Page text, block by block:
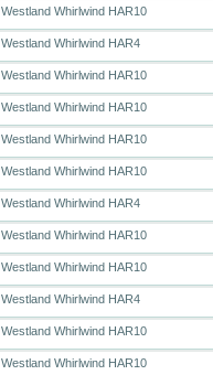
Westland Whirlwind HAR10
Westland Whirlwind HAR4
Westland Whirlwind HAR10
Westland Whirlwind HAR10
Westland Whirlwind HAR10
Westland Whirlwind HAR10
Westland Whirlwind HAR4
Westland Whirlwind HAR10
Westland Whirlwind HAR10
Westland Whirlwind HAR4
Westland Whirlwind HAR10
Westland Whirlwind HAR10